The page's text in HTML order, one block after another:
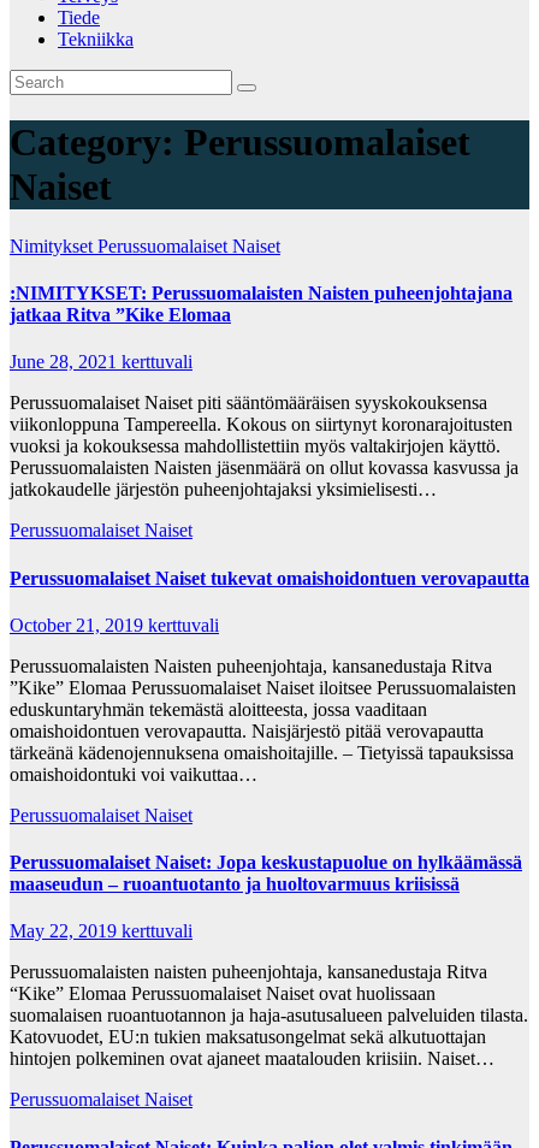
Tiede
Tekniikka
Category: Perussuomalaiset
Naiset
Nimitykset Perussuomalaiset Naiset
:NIMITYKSET: Perussuomalaisten Naisten puheenjohtajana
jatkaa Ritva ”Kike Elomaa
June 28, 2021 kerttuvali
Perussuomalaiset Naiset piti sääntömääräisen syyskokouksensa
viikonloppuna Tampereella. Kokous on siirtynyt koronarajoitusten
vuoksi ja kokouksessa mahdollistettiin myös valtakirjojen käyttö.
Perussuomalaisten Naisten jäsenmäärä on ollut kovassa kasvussa ja
jatkokaudelle järjestön puheenjohtajaksi yksimielisesti…
Perussuomalaiset Naiset
Perussuomalaiset Naiset tukevat omaishoidontuen verovapautta
October 21, 2019 kerttuvali
Perussuomalaisten Naisten puheenjohtaja, kansanedustaja Ritva
”Kike” Elomaa Perussuomalaiset Naiset iloitsee Perussuomalaisten
eduskuntaryhmän tekemästä aloitteesta, jossa vaaditaan
omaishoidontuen verovapautta. Naisjärjestö pitää verovapautta
tärkeänä kädenojennuksena omaishoitajille. – Tietyissä tapauksissa
omaishoidontuki voi vaikuttaa…
Perussuomalaiset Naiset
Perussuomalaiset Naiset: Jopa keskustapuolue on hylkäämässä
maaseudun – ruoantuotanto ja huoltovarmuus kriisissä
May 22, 2019 kerttuvali
Perussuomalaisten naisten puheenjohtaja, kansanedustaja Ritva
“Kike” Elomaa Perussuomalaiset Naiset ovat huolissaan
suomalaisen ruoantuotannon ja haja-asutusalueen palveluiden tilasta.
Katovuodet, EU:n tukien maksatusongelmat sekä alkutuottajan
hintojen polkeminen ovat ajaneet maatalouden kriisiin. Naiset…
Perussuomalaiset Naiset